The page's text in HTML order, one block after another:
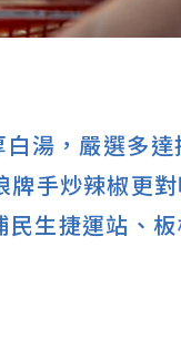
湯，嚴選多達
牌手炒辣椒更
生捷運站、